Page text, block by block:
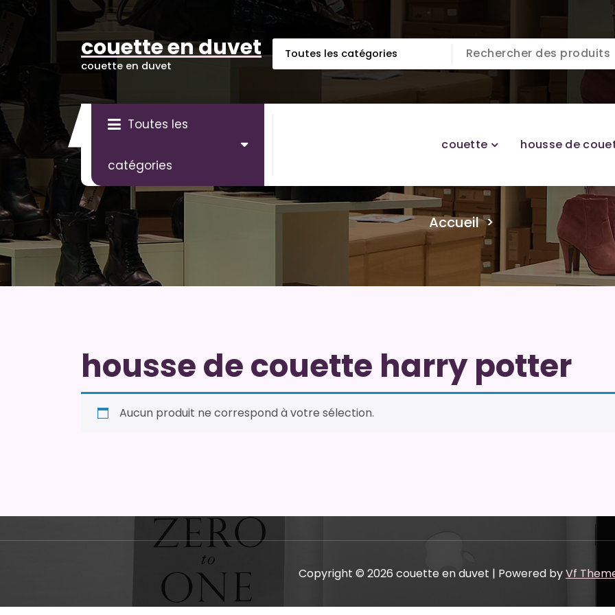
Aller
couette en duvet
couette en duvet
Toutes les
catégories
couette housse de
Accueil>
housse de couette harry potter
Aucun produit ne correspond à votre sélection.
Copyright © 2026 couette en duvet | Powered byVf